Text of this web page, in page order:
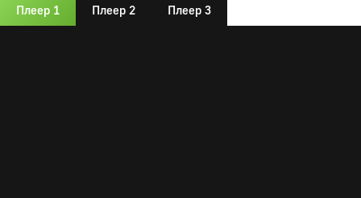
Плеер 1 Плеер 2 Плеер 3